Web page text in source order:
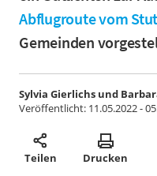
Abflugroute vom
Gemeinden
Sylvia Gierlichs und
Veröffentlicht: 11.05.2022 -
Teilen Drucken